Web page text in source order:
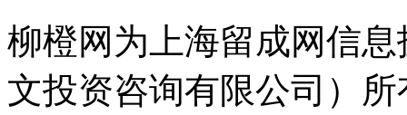
柳橙网为上海留成网信
文投资咨询有限公司）所